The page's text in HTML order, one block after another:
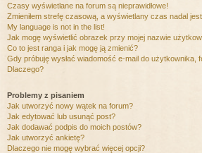
Czasy wyświetlane na forum są nieprawidłowe!
Zmieniłem strefę czasową, a wyświetlany czas nadal jest
My language is not in the list!
Jak mogę wyświetlić obrazek przy mojej nazwie
Co to jest ranga i jak mogę ją zmienić?
Gdy próbuję wysłać wiadomość e-mail do użytkownika,
Dlaczego?
Problemy z pisaniem
Jak utworzyć nowy wątek na forum?
Jak edytować lub usunąć post?
Jak dodawać podpis do moich postów?
Jak utworzyć ankietę?
Dlaczego nie mogę wybrać więcej opcji?